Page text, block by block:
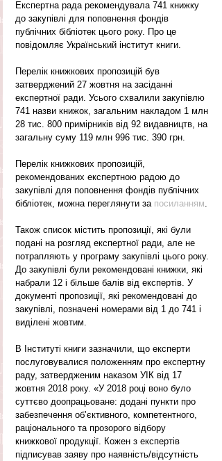
Експертна рада рекомендувала 741 книжку
до закупівлі для поповнення фондів
публічних бібліотек цього року. Про це
повідомляє Український інститут книги.
Перелік книжкових пропозицій був
затверджений 27 жовтня на засіданні
експертної ради. Усього схвалили закупівлю
741 назви книжок, загальним накладом 1 млн
28 тис. 800 примірників від 92 видавництв, на
загальну суму 119 млн 996 тис. 390 грн.
Перелік книжкових пропозицій,
рекомендованих експертною радою до
закупівлі для поповнення фондів публічних
бібліотек, можна переглянути за посиланням.
Також список містить пропозиції, які були
подані на розгляд експертної ради, але не
потрапляють у програму закупівлі цього року.
До закупівлі були рекомендовані книжки, які
набрали 12 і більше балів від експертів. У
документі пропозиції, які рекомендовані до
закупівлі, позначені номерами від 1 до 741 і
виділені жовтим.
В Інституті книги зазначили, що експерти
послуговувалися положенням про експертну
раду, затвердженим наказом УІК від 17
жовтня 2018 року. «У 2018 році воно було
суттєво доопрацьоване: додані пункти про
забезпечення об’єктивного, компетентного,
раціонального та прозорого відбору
книжкової продукції. Кожен з експертів
підписував заяву про наявність/відсутність